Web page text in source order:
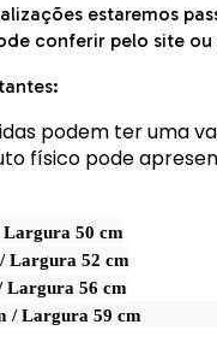
estaremos
conferir pelo site
podem ter uma
físico pode
50 cm
Largura 52 cm
Largura 56 cm
72